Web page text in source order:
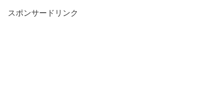
スポンサードリンク